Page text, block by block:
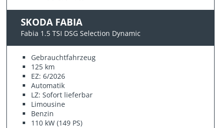
SKODA FABIA
Fabia 1.5 TSI DSG Selection Dynamic
Gebrauchtfahrzeug
125 km
EZ: 6/2026
Automatik
LZ: Sofort lieferbar
Limousine
Benzin
110 kW (149 PS)